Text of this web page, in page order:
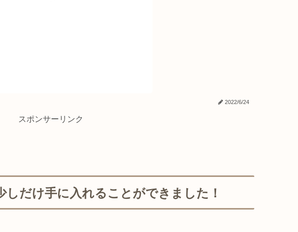
2022/6/24
スポンサーリンク
しだけ手に入れることができました！